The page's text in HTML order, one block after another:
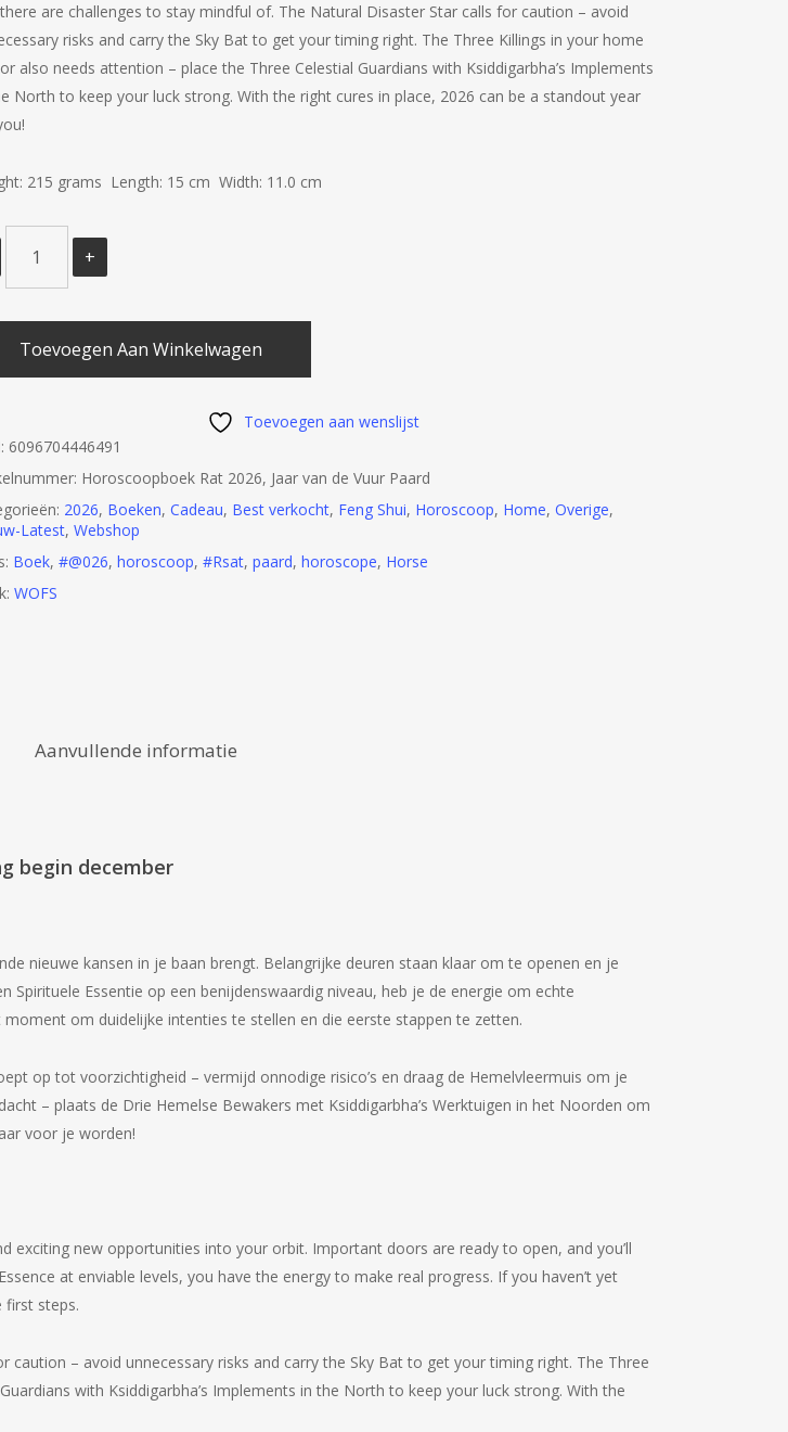
are challenges to stay mindful of. The Natural Disaster Star calls for caution – avoid
risks and carry the Sky Bat to get your timing right. The Three Killings in your home
also needs attention – place the Three Celestial Guardians with Ksiddigarbha’s Implements
North to keep your luck strong. With the right cures in place, 2026 can be a standout year
215 grams Length: 15 cm Width: 11.0 cm
Toevoegen Aan Winkelwagen
Toevoegen aan wenslijst
6096704446491
Horoscoopboek Rat 2026, Jaar van de Vuur Paard
2026, Boeken, Cadeau, Best verkocht, Feng Shui, Horoscoop, Home, Overige,
Latest, Webshop
Boek, #@026, horoscoop, #Rsat, paard, horoscope, Horse
WOFS
Aanvullende informatie
begin december
nieuwe kansen in je baan brengt. Belangrijke deuren staan ​​klaar om te openen en je
Essentie op een benijdenswaardig niveau, heb je de energie om echte
om duidelijke intenties te stellen en die eerste stappen te zetten.
op tot voorzichtigheid – vermijd onnodige risico’s en draag de Hemelvleermuis om je
– plaats de Drie Hemelse Bewakers met Ksiddigarbha’s Werktuigen in het Noorden om
voor je worden!
exciting new opportunities into your orbit. Important doors are ready to open, and you’ll
at enviable levels, you have the energy to make real progress. If you haven’t yet
first steps.
– avoid unnecessary risks and carry the Sky Bat to get your timing right. The Three
with Ksiddigarbha’s Implements in the North to keep your luck strong. With the